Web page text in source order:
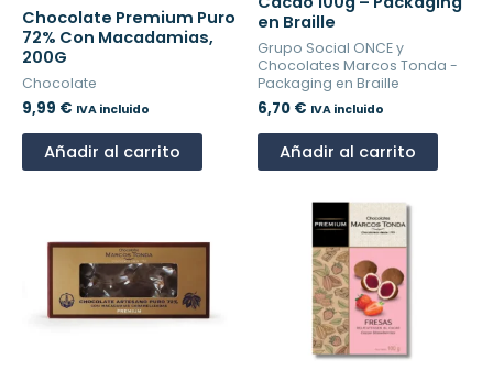
Chocolate Premium Puro
72% Con Macadamias,
200G
Chocolate
9,99 € IVA incluido
Añadir al carrito
en Braille
Grupo Social ONCE y
Chocolates Marcos Tonda -
Packaging en Braille
6,70 € IVA incluido
Añadir al carrito